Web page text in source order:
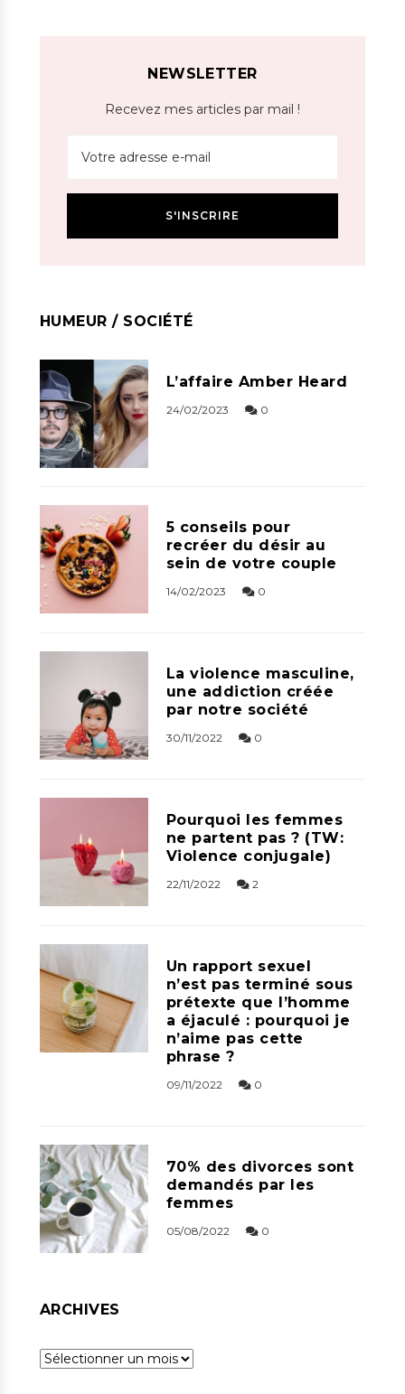
NEWSLETTER
Recevez mes articles par mail !
HUMEUR / SOCIÉTÉ
L’affaire Amber Heard
24/02/2023 0
5 conseils pour
recréer du désir au
sein de votre couple
14/02/2023 0
La violence masculine,
une addiction créée
par notre société
30/11/2022 0
Pourquoi les femmes
ne partent pas ? (TW:
Violence conjugale)
22/11/2022 2
Un rapport sexuel
n’est pas terminé sous
prétexte que l’homme
a éjaculé : pourquoi je
n’aime pas cette
phrase ?
09/11/2022 0
70% des divorces sont
demandés par les
femmes
05/08/2022 0
ARCHIVES
Archives